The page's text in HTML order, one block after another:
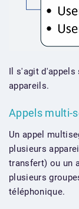
Il s'agit d'appels
appareils.
Appels multi-
Un appel
plusieurs
transfert) ou un
plusieurs
téléphonique.